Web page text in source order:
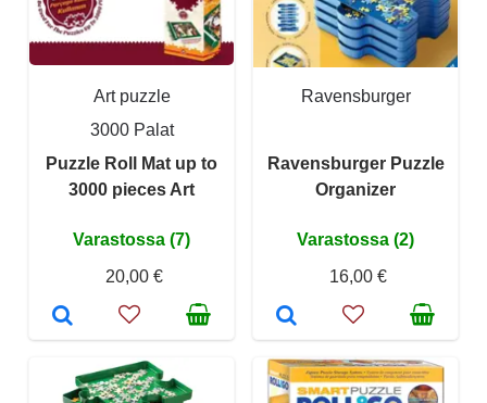
Art puzzle
3000 Palat
Puzzle Roll Mat up to
3000 pieces Art
Varastossa (7)
20,00 €
Ravensburger
Ravensburger Puzzle
Organizer
Varastossa (2)
16,00 €